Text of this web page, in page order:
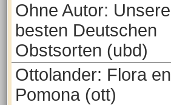
Ohne Autor: Unsere
besten Deutschen
Obstsorten (ubd)
Ottolander: Flora en
Pomona (ott)